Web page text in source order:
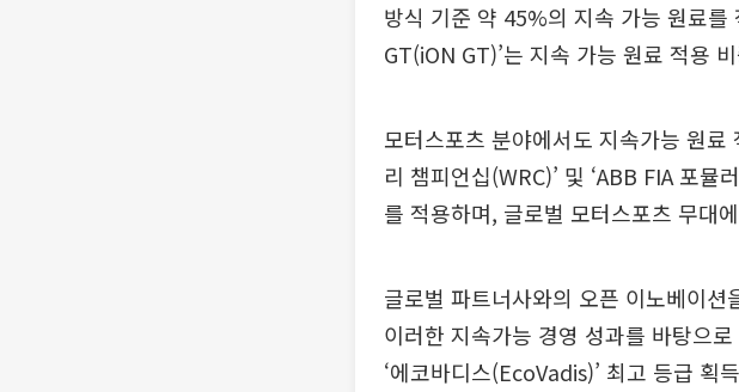
방식 기준 약 45%의 지속 가능 원료를
GT(iON GT)’는 지속 가능 원료 적용
모터스포츠 분야에서도 지속가능 원료
리 챔피언십(WRC)’ 및 ‘ABB FIA 포
를 적용하며, 글로벌 모터스포츠 무대
글로벌 파트너사와의 오픈 이노베이
이러한 지속가능 경영 성과를 바탕으
‘에코바디스(EcoVadis)’ 최고 등급 획